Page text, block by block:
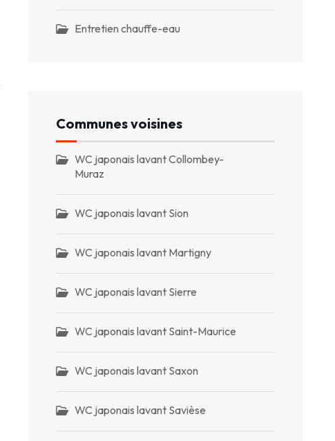
Entretien chauffe-eau
Communes voisines
WC japonais lavant Collombey-
Muraz
WC japonais lavant Sion
WC japonais lavant Martigny
WC japonais lavant Sierre
WC japonais lavant Saint-Maurice
WC japonais lavant Saxon
WC japonais lavant Savièse